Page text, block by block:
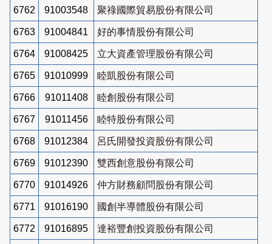
6762 91003548 聚祿國際貿易股份有限公司
6763 91004841 好的事情股份有限公司
6764 91008425 立大資產管理股份有限公司
6765 91010999 睦凱股份有限公司
6766 91011408 睦創股份有限公司
6767 91011456 睦特股份有限公司
6768 91012384 呂氏開發投資股份有限公司
6769 91012390 雙西創意股份有限公司
6770 91014926 仲方財務顧問股份有限公司
6771 91016190 國創半導體股份有限公司
6772 91016895 達裕豐創投資股份有限公司